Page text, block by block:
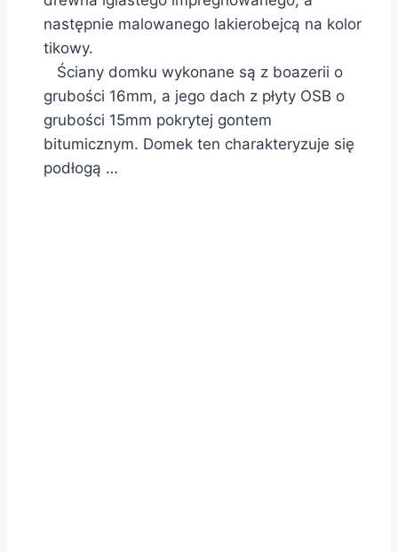
następnie malowanego lakierobejcą na kolor
tikowy.
Ściany domku wykonane są z boazerii o
grubości 16mm, a jego dach z płyty OSB o
grubości 15mm pokrytej gontem
bitumicznym. Domek ten charakteryzuje się
podłogą …